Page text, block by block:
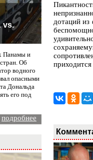
vs.
Панамы и
Об
водного
опасными
Дональда
его под
подробнее
дотаций из